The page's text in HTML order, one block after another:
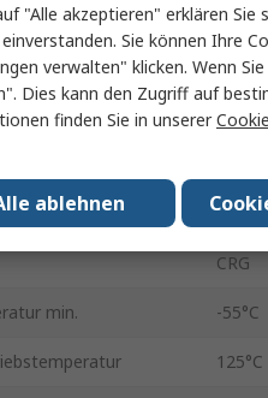
Band
50V
Nein
CRG
min. -55°C
125°C
"Alle akzeptieren" erklären
Sie können Ihre
verwalten" klicken. Wenn
Dies kann den Zugriff auf
finden Sie in unserer
ablehnen